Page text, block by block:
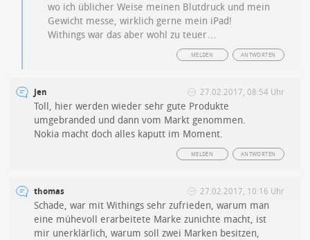
wo ich üblicher Weise meinen Blutdruck und mein
Gewicht messe, wirklich gerne mein iPad!
Withings war das aber wohl zu teuer…
ANTWORTEN
MELDEN
Jen 27.02.2017, 08:54 Uhr
Toll, hier werden wieder sehr gute Produkte
umgebranded und dann vom Markt genommen.
Nokia macht doch alles kaputt im Moment.
ANTWORTEN
MELDEN
thomas 27.02.2017, 10:16 Uhr
Schade, war mit Withings sehr zufrieden, warum man
eine mühevoll erarbeitete Marke zunichte macht, ist
mir unerklärlich, warum soll zwei Marken besitzen,